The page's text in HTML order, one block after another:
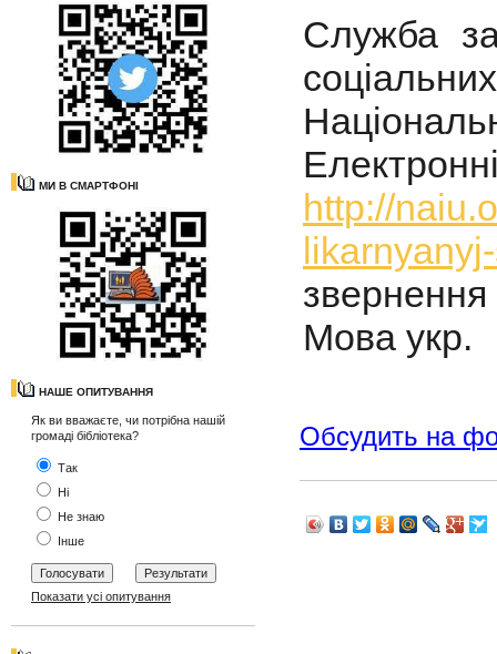
МИ В СМАРТФОНІ
НАШЕ ОПИТУВАННЯ
Як ви вважаєте, чи потрібна нашій
громаді бібліотека?
Так
Ні
Не знаю
Інше
Показати усі опитування
Служба
http://
Мова укр.
Обсудить на